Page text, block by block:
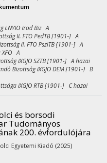
I.NYIO Irod Biz A
II. FTO PedTB [1901-] A
II. FTO PsziTB [1901-] A
XFO A
IXGJO SZTB [1901-] A hazai
Bizottság IXGJO DEM [1901-] B
IXGJO RTB [1901-] C hazai
és borsodi
Tudományos
200. évfordulójára
Egyetemi Kiadó (2025)